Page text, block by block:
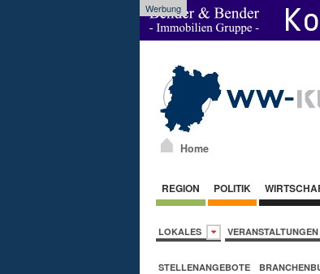
Werbung
Home
REGION POLITIK
LOKALES VERANSTALTUNGEN
STELLENANGEBOTE